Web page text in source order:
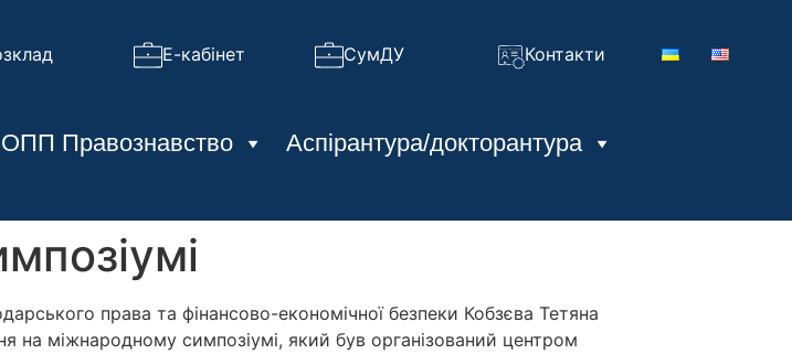
Е-кабінет СумДУ Контакти
ОПП Правознавство
Аспірантура/докторантура
права та фінансово-економічної безпеки Кобзєва Тетяна
на міжнародному симпозіумі, який був організований центром